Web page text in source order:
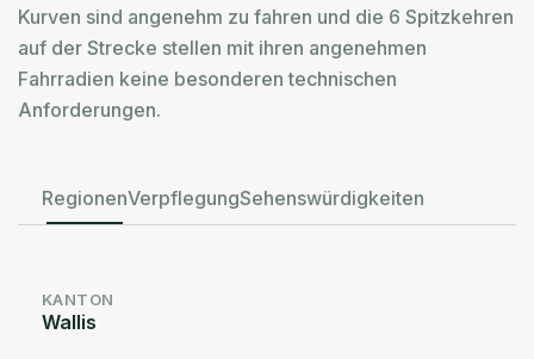
Kurven sind angenehm zu fahren und die 6 Spitzkehren
auf der Strecke stellen mit ihren angenehmen
Fahrradien keine besonderen technischen
Anforderungen.
RegionenVerpflegungSehenswürdigkeiten
KANTON
Wallis